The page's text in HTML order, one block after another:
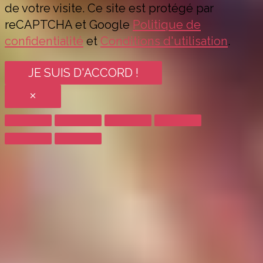
de votre visite. Ce site est protégé par
reCAPTCHA et Google Politique de
confidentialité et Conditions d'utilisation.
JE SUIS D'ACCORD !